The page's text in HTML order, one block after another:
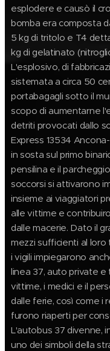
esplodere e causò il
bomba era composta
5 kg di tritolo e T4
kg di gelatinato
L'esplosivo, di
sistemata a circa 50
portabagagli sotto il
scopo di aumentarne
detriti provocati dallo
Express 13534
in sosta sul primo
pensilina e il
soccorsi si attivarono
insieme ai viaggiatori
alle vittime e
dalle macerie. Dato il
mezzi sufficienti al loro
i vigili impiegarono
linea 37, auto private e
vittime, i medici e il
dalle ferie, così come i
furono riaperti per
L'autobus 37 divenne,
uno dei simboli della